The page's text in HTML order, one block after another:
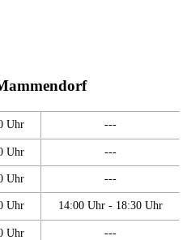
Uhr ---
Uhr ---
Uhr ---
Uhr 14:00 Uhr - 18:30 Uhr
Uhr ---